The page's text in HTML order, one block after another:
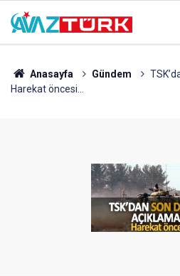
Anasayfa Gündem
Harekat öncesi…